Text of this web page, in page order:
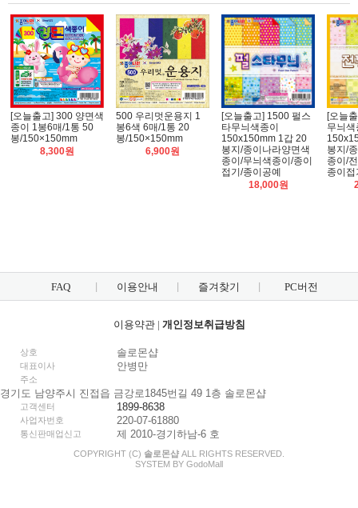
[오늘출고] 300 양면색
종이 1봉6매/1통 50
봉/150×150mm
8,300원
500 우리멋운용지 1
봉6색 6매/1통 20
봉/150×150mm
6,900원
[오늘출고] 1500 펄스
타무늬색종이
150x150mm 1갑 20
봉지/종이나라양면색
종이/무늬색종이/종이
접기/종이공예
18,000원
[오늘
무늬
봉지/
종이/
종이
FAQ 이용안내 즐겨찾기 PC버전
이용약관| 개인정보취급방침
상호 솔로몬샵
대표이사 안병만
주소
경기도 남양주시 진접읍 금강로1845번길 49 1층 솔로몬샵
고객센터 1899-8638
사업자번호 220-07-61880
통신판매업신고 제 2010-경기하남-6 호
COPYRIGHT (C) 솔로몬샵 ALL RIGHTS RESERVED.
SYSTEM BY GodoMall